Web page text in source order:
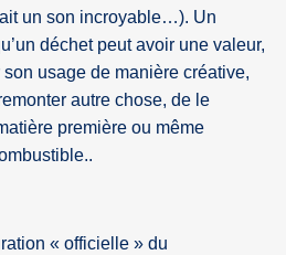
un son incroyable…). Un
déchet peut avoir une valeur,
usage de manière créative,
autre chose, de le
première ou même
« officielle » du